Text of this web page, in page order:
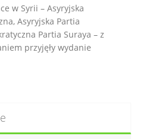
w Syrii – Asyryjska
Asyryjska Partia
Partia Suraya – z
przyjęły wydanie